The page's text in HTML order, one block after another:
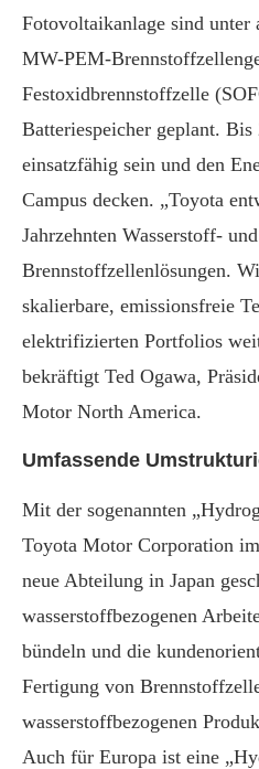
Fotovoltaikanlage sind unter
MW-PEM-
Festoxidbrennstoffzelle
Batteriespeicher geplant.
einsatzfähig sein und den
Campus decken. „Toyota
Jahrzehnten Wasserstoff- und
Brennstoffzellenlösungen.
skalierbare, emissionsfreie
elektrifizierten Portfolios
bekräftigt Ted Ogawa,
Motor North America.
Umfassende
Mit der sogenannten
Toyota Motor Corporation
neue Abteilung in Japan
wasserstoffbezogenen
bündeln und die
Fertigung von
wasserstoffbezogenen
Auch für Europa ist eine